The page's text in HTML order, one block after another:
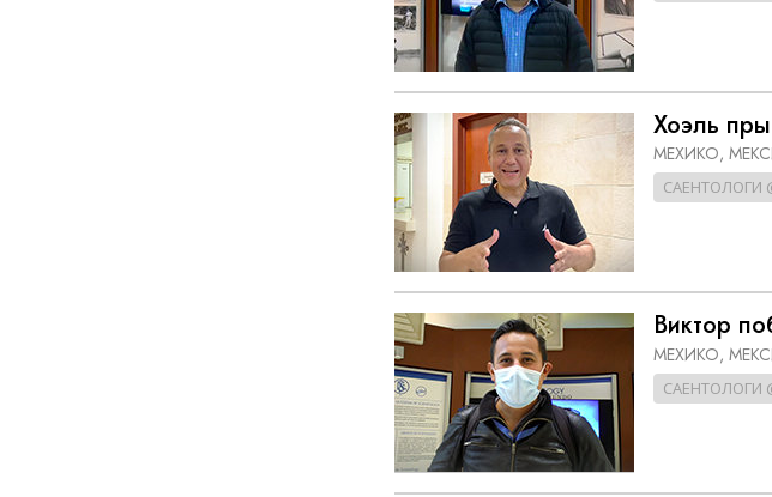
Хоэль
МЕХИКО,
САЕНТОЛОГИ
Виктор
МЕХИКО,
САЕНТОЛОГИ